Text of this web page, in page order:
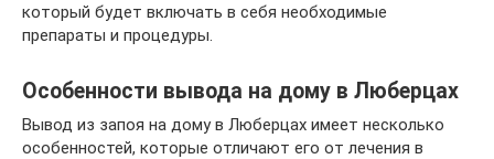
который будет включать в себя необходимые
препараты и процедуры.
Особенности вывода на дому в Люберцах
Вывод из запоя на дому в Люберцах имеет несколько
особенностей, которые отличают его от лечения в